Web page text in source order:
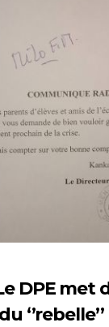
DPE met
‘’rebelle’’